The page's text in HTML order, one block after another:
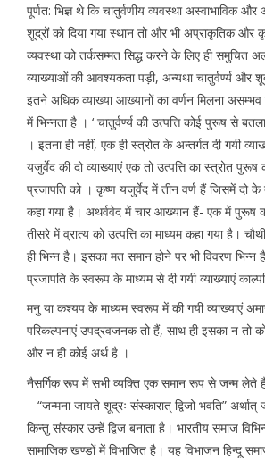
पूर्णत: भिज्ञ थे कि चातुर्वणीय व्यवस्था अस्वाभाविक
शूद्रों को दिया गया स्थान तो और भी अप्राकृतिक
व्यवस्था को तर्कसम्मत सिद्ध करने के लिए ही समुचित
व्याख्याओं की आवश्यकता पड़ी, अन्यथा चातुर्वर्ण्य और
इतने अधिक व्याख्या आख्यानों का वर्णन मिलना असम्भव
में भिन्नता है । ‘ चातुर्वर्ण्य की उत्पत्ति कोई पुरूष से
। इतना ही नहीं, एक ही स्त्रोत के अन्तर्गत दी गयी
यजुर्वेद की दो व्याख्याएं एक तो उत्पत्ति का स्त्रोत पुरूष
प्रजापति को । कृष्ण यजुर्वेद में तीन वर्ण हैं जिसमें दो के
कहा गया है। अथर्ववेद में चार आख्यान हैं- एक में पुरूष
तीसरे में व्रात्य को उत्पत्ति का माध्यम कहा गया है।
ही भिन्न है। इसका मत समान होने पर भी विवरण
प्रजापति के स्वरूप के माध्यम से दी गयी व्याख्याएं
मनु या कश्यप के माध्यम स्वरूप में की गयी व्याख्याएं
परिकल्पनाएं उपद्रवजनक तो हैं, साथ ही इसका न तो
और न ही कोई अर्थ है ।
नैसर्गिक रूप में सभी व्यक्ति एक समान रूप से जन्म लेते
– “जन्मना जायते शूद्रः संस्कारात् द्विजो भवति”
किन्तु संस्कार उन्हें द्विज बनाता है। भारतीय समाज
सामाजिक खण्डों में विभाजित है। यह विभाजन हिन्दू